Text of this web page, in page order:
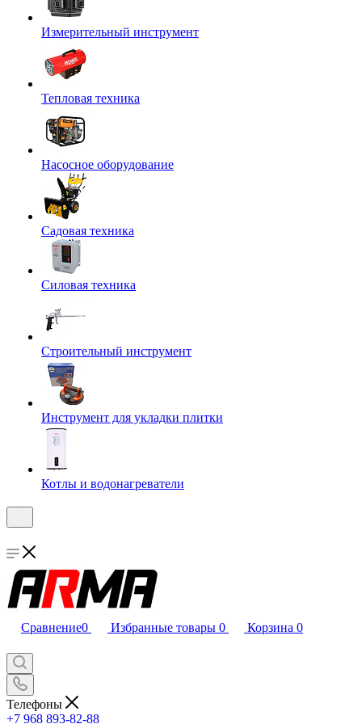
Измерительный инструмент
Тепловая техника
Насосное оборудование
Садовая техника
Силовая техника
Строительный инструмент
Инструмент для укладки плитки
Котлы и водонагреватели
Сравнение0 Избранные товары 0 Корзина 0
Телефоны
+7 968 893-82-88